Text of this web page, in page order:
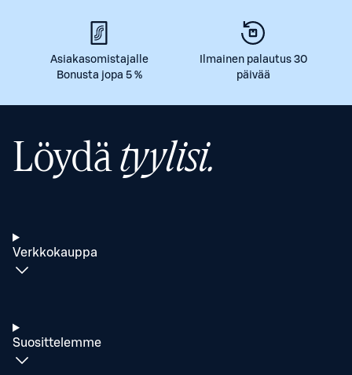
Asiakasomistajalle
Bonusta jopa 5 %
Ilmainen palautus 30
päivää
Löydätyylisi.
Verkkokauppa
Suosittelemme